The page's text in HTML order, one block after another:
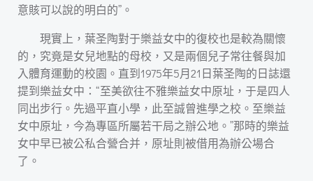
意賅可以說的明白的”。
現實上，葉圣陶對于樂益女中的復校也是較為關懷
的，究竟是女兒地點的母校，又是兩個兒子常往餐與加
入體育運動的校園。直到1975年5月21日葉圣陶的日誌還
提到樂益女中：“至美欲往不雅樂益女中原址，于是四人
同出步行。先過平直小學，此至誠曾進學之校。至樂益
女中原址，今為專區所屬若干局之辦公地。”那時的樂益
女中早已被公私合營合并，原址則被借用為辦公場合
了。